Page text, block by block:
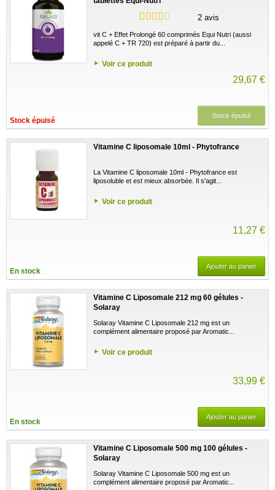
2 avis
vit C + Effet Prolongé 60 comprimés Equi Nutri (aussi
appelé C + TR 720) est préparé à partir du...
Voir ce produit
29,67 €
Stock épuisé
Stock épuisé
Vitamine C liposomale 10ml - Phytofrance
La Vitamine C liposomale 10ml - Phytofrance est
liposoluble et est mieux absorbée. Il s'agit...
Voir ce produit
11,27 €
En stock
Ajouter au panier
Vitamine C Liposomale 212 mg 60 gélules -
Solaray
Solaray Vitamine C Liposomale 212 mg est un
complément alimentaire proposé par Aromatic...
Voir ce produit
33,99 €
En stock
Ajouter au panier
Vitamine C Liposomale 500 mg 100 gélules -
Solaray
Solaray Vitamine C Liposomale 500 mg est un
complément alimentaire proposé par Aromatic...